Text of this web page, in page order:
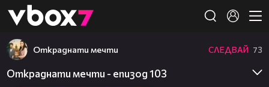
👾
Откраднати мечти СЛЕДВАЙ 73
Откраднати мечти - епизод 103